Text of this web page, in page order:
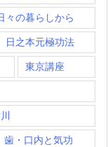
々の暮らしから
日之本元極功法
東京講座
歯・口内と気功